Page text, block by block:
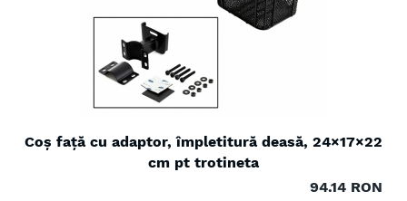
Coș față cu adaptor, împletitură deasă, 24×17×22
cm pt trotineta
94.14 RON